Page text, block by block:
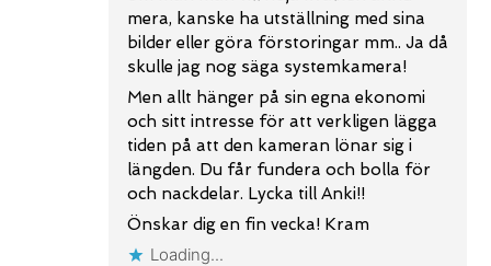
mera, kanske ha utställning med sina
bilder eller göra förstoringar mm.. Ja då
skulle jag nog säga systemkamera!
Men allt hänger på sin egna ekonomi
och sitt intresse för att verkligen lägga
tiden på att den kameran lönar sig i
längden. Du får fundera och bolla för
och nackdelar. Lycka till Anki!!
Önskar dig en fin vecka! Kram
Loading...